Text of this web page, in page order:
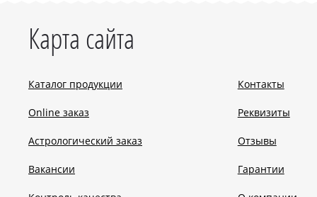
Карта сайта
Каталог продукции
Online заказ
Астрологический заказ
Вакансии
Контакты
Реквизиты
Отзывы
Гарантии